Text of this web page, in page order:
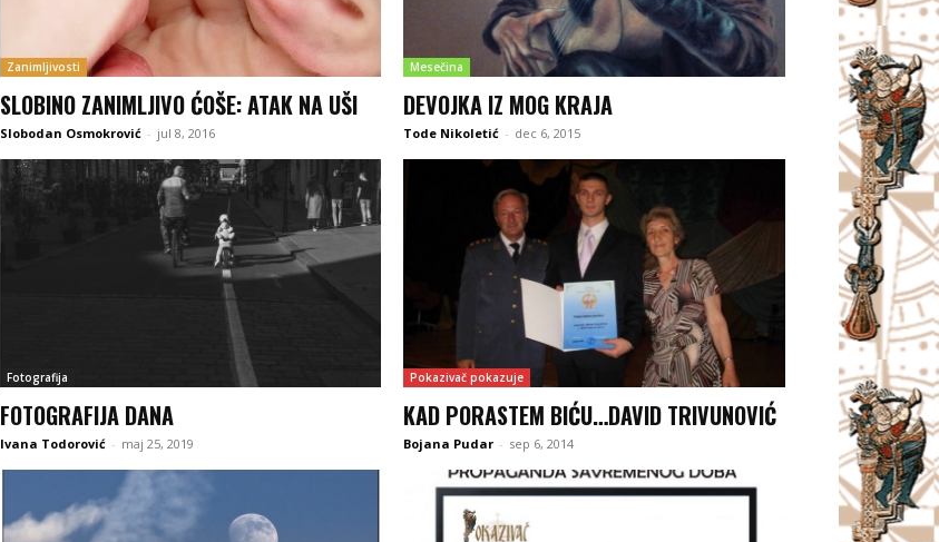
Zanimljivosti
SLOBINO ZANIMLJIVO ĆOŠE: ATAK NA UŠI
Slobodan Osmokrović - jul 8, 2016
Mesečina
DEVOJKA IZ MOG KRAJA
Tode Nikoletić - dec 6, 2015
Fotografija
FOTOGRAFIJA DANA
Ivana Todorović - maj 25, 2019
Pokazivač pokazuje
KAD PORASTEM BIĆU…DAVID TRIVUNOVIĆ
Bojana Pudar - sep 6, 2014